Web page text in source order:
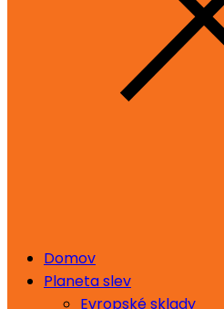
Domov
Planeta slev
Evropské sklady